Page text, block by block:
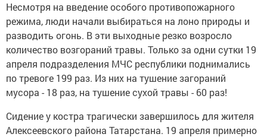
Несмотря на введение особого противопожарного
режима, люди начали выбираться на лоно природы и
разводить огонь. В эти выходные резко возросло
количество возгораний травы. Только за одни сутки 19
апреля подразделения МЧС республики поднимались
по тревоге 199 раз. Из них на тушение загораний
мусора - 18 раз, на тушение сухой травы - 60 раз!
Сидение у костра трагически завершилось для жителя
Алексеевского района Татарстана. 19 апреля примерно